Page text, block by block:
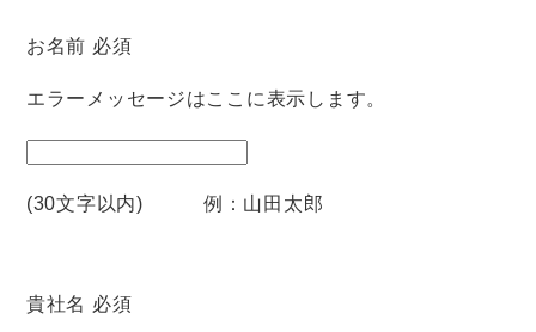
お名前 必須
エラーメッセージはここに表示します。
(30文字以内) 例：山田太郎
貴社名 必須